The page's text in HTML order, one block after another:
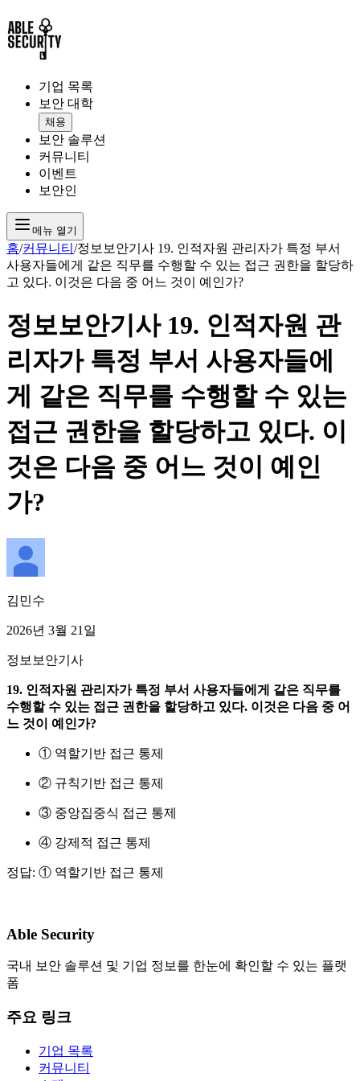
기업 목록
보안 대학
채용
보안 솔루션
커뮤니티
이벤트
보안인
메뉴 열기
홈/커뮤니티 /정보보안기사 19. 인적자원 관리자가 특정 부서
사용자들에게 같은 직무를 수행할 수 있는 접근 권한을 할당하
고 있다. 이것은 다음 중 어느 것이 예인가?
정보보안기사 19. 인적자원 관
리자가 특정 부서 사용자들에
게 같은 직무를 수행할 수 있는
접근 권한을 할당하고 있다. 이
것은 다음 중 어느 것이 예인
가?
김민수
2026년 3월 21일
정보보안기사
19. 인적자원 관리자가 특정 부서 사용자들에게 같은 직무를
수행할 수 있는 접근 권한을 할당하고 있다. 이것은 다음 중 어
느 것이 예인가?
① 역할기반 접근 통제
② 규칙기반 접근 통제
③ 중앙집중식 접근 통제
④ 강제적 접근 통제
정답: ① 역할기반 접근 통제
Able Security
국내 보안 솔루션 및 기업 정보를 한눈에 확인할 수 있는 플랫
폼
주요 링크
기업 목록
커뮤니티